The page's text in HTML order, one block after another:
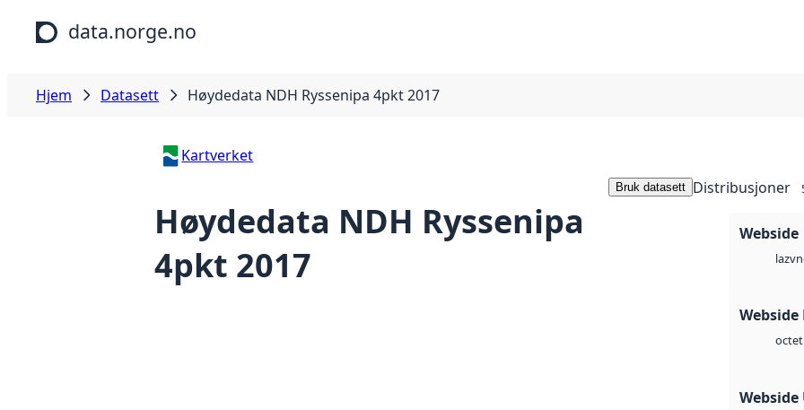
Hopp til hovedinnhold
data.norge.no
Hjem Datasett Høydedata NDH Ryssenipa 4pkt 2017
Kartverket
Høydedata NDH Ryssenipa
4pkt 2017
Bruk datasett Distribusjoner
Webside
laz
Webside
octet
Webside